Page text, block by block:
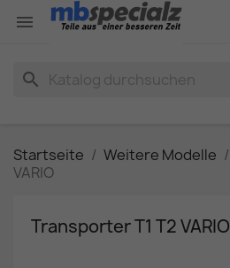

search
Startseite Weitere Modelle
VARIO
Transporter T1 T2 VARIO